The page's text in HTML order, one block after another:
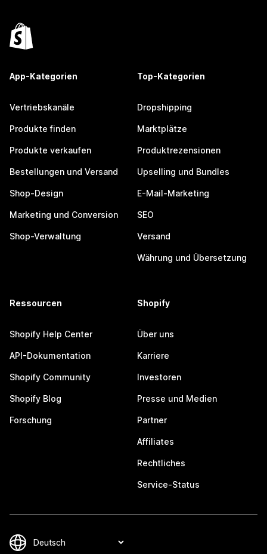
App-Kategorien
Vertriebskanäle
Produkte finden
Produkte verkaufen
Bestellungen und Versand
Shop-Design
Marketing und Conversion
Shop-Verwaltung
Top-Kategorien
Dropshipping
Marktplätze
Produktrezensionen
Upselling und Bundles
E-Mail-Marketing
SEO
Versand
Währung und Übersetzung
Ressourcen
Shopify Help Center
API-Dokumentation
Shopify Community
Shopify Blog
Forschung
Shopify
Über uns
Karriere
Investoren
Presse und Medien
Partner
Affiliates
Rechtliches
Service-Status